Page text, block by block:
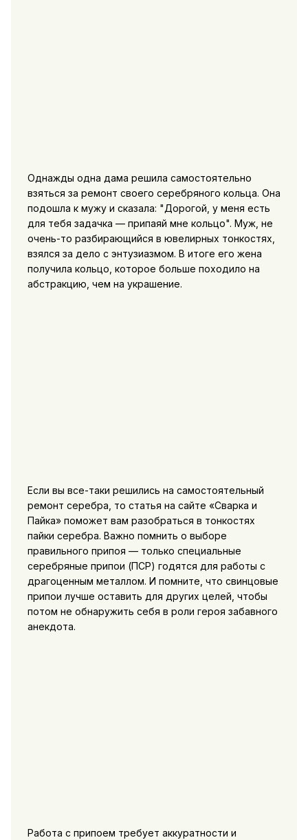
Однажды одна дама решила самостоятельно
взяться за ремонт своего серебряного кольца. Она
подошла к мужу и сказала: "Дорогой, у меня есть
для тебя задачка — припаяй мне кольцо". Муж, не
очень-то разбирающийся в ювелирных тонкостях,
взялся за дело с энтузиазмом. В итоге его жена
получила кольцо, которое больше походило на
абстракцию, чем на украшение.
Если вы все-таки решились на самостоятельный
ремонт серебра, то статья на сайте «Сварка и
Пайка» поможет вам разобраться в тонкостях
пайки серебра. Важно помнить о выборе
правильного припоя — только специальные
серебряные припои (ПСР) годятся для работы с
драгоценным металлом. И помните, что свинцовые
припои лучше оставить для других целей, чтобы
потом не обнаружить себя в роли героя забавного
анекдота.
Работа с припоем требует аккуратности и